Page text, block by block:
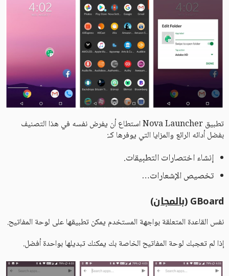
تطبيق Nova Launcher استطاع أن يفرض نفسه في هذا التصنيف
بفضل أدائه الرائع والمزايا التي يوفرها كـ:
إنشاء اختصارات التطبيقات.
تخصيص الإشعارات…
GBoard ( بالمجان)
نفس القاعدة المتعلقة بواجهة المستخدم يمكن تطبيقها على لوحة المفاتيح.
إذا لم تعجبك لوحة المفاتيح الخاصة بك يمكنك تبديلها بواحدة أفضل.